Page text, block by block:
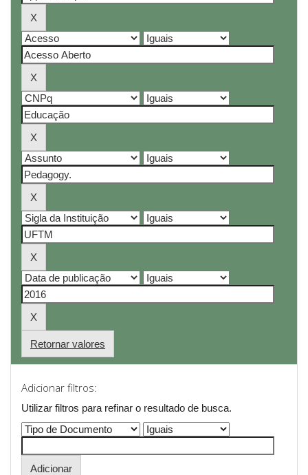
Retornar valores
Adicionar filtros:
Utilizar filtros para refinar o resultado de busca.